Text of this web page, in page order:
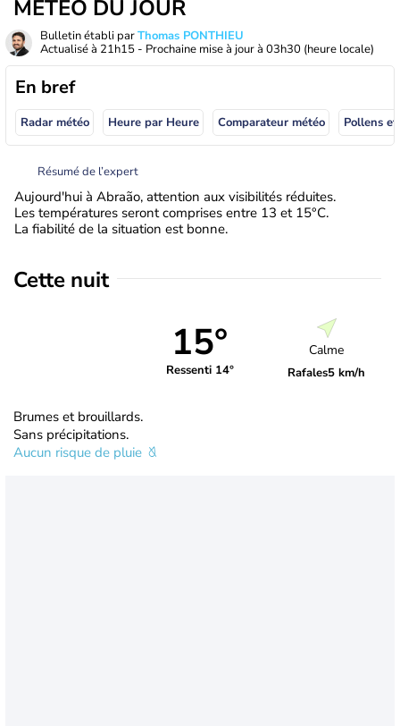
MÉTÉO DU JOUR
Bulletin établi parThomas PONTHIEU
Actualisé à 21h15 - Prochaine mise à jour à 03h30 (heure locale)
En bref
Radar météo Heure par Heure Comparateur météo Pollens
Résumé de l’expert
Aujourd'hui à Abraão, attention aux visibilités réduites.
Les températures seront comprises entre 13 et 15°C.
La fiabilité de la situation est bonne.
Cette nuit
15°
Ressenti 14°
Calme
Rafales5 km/h
Brumes et brouillards.
Sans précipitations.
Aucun risque de pluie